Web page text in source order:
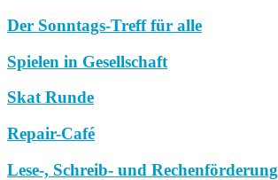
Der Sonntags-Treff für alle
Spielen in Gesellschaft
Skat Runde
Repair-Café
Lese-, Schreib- und Rechenförderung